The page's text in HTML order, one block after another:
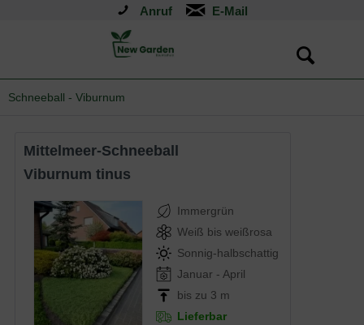
Anruf
Schneeball - Viburnum
Mittelmeer-Schneeball
Viburnum tinus
Immergrün
Weiß bis weißrosa
Sonnig-halbschattig
Januar - April
bis zu 3 m
Lieferbar